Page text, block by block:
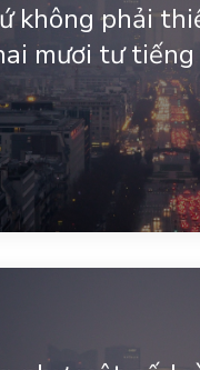
không phải
mươi tư